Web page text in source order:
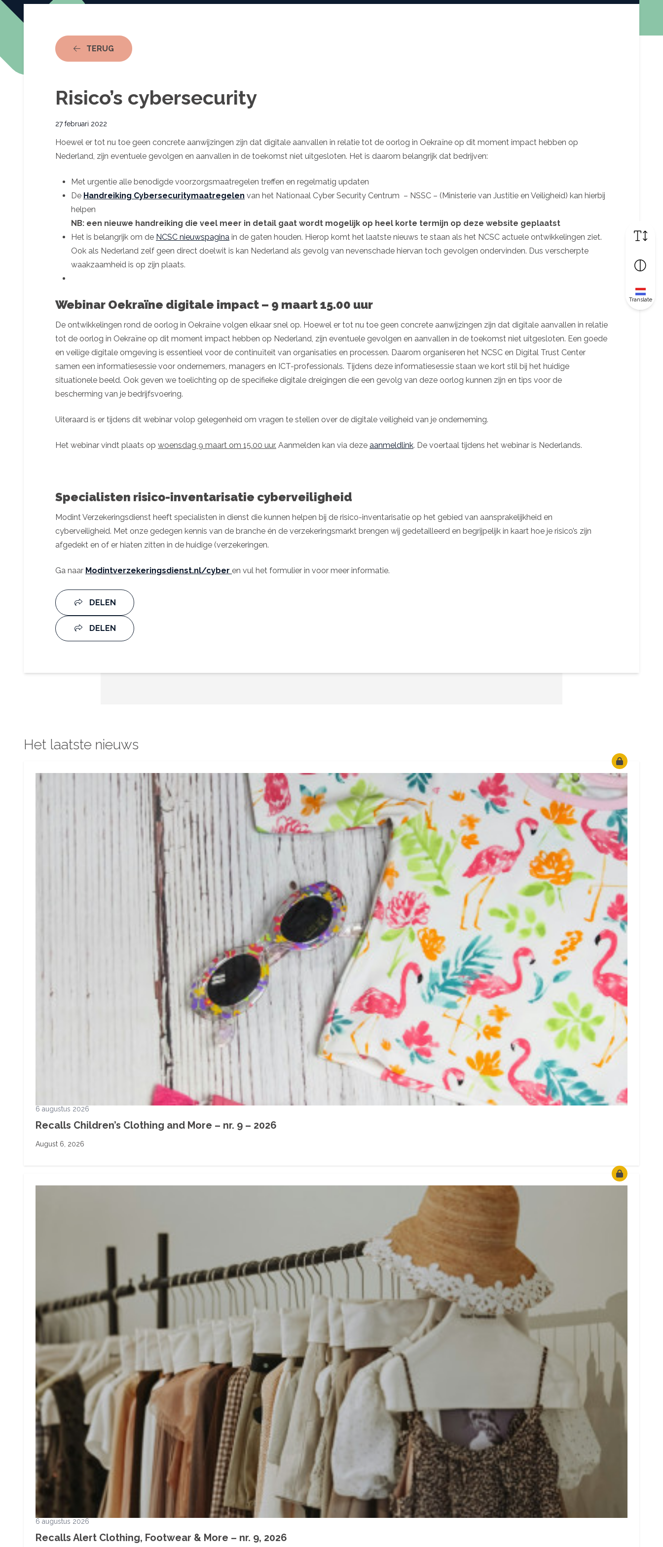
Translate
TERUG NAAR ACTUEEL
Risico’s cybersecurity
27 februari 2022
Hoewel er tot nu toe geen concrete aanwijzingen zijn dat digitale aanvallen in relatie tot de oorlog in Oekraïne op dit moment impact hebben op
Nederland, zijn eventuele gevolgen en aanvallen in de toekomst niet uitgesloten. Het is daarom belangrijk dat bedrijven:
Met urgentie alle benodigde voorzorgsmaatregelen treffen en regelmatig updaten
De Handreiking Cybersecuritymaatregelen (opent in nieuw tabblad)
van het Nationaal Cyber Security Centrum – NSSC – (Ministerie van Justitie en Veiligheid) kan hierbij
helpen
NB: een nieuwe handreiking die veel meer in detail gaat wordt mogelijk op heel korte termijn op deze website geplaatst
Het is belangrijk om de NCSC nieuwspagina in de gaten houden. Hierop komt het laatste nieuws te staan als het NCSC actuele ontwikkelingen ziet.
Ook als Nederland zelf geen direct doelwit is kan Nederland als gevolg van nevenschade hiervan toch gevolgen ondervinden. Dus verscherpte
waakzaamheid is op zijn plaats.
Webinar Oekraïne digitale impact – 9 maart 15.00 uur
De ontwikkelingen rond de oorlog in Oekraïne volgen elkaar snel op. Hoewel er tot nu toe geen concrete aanwijzingen zijn dat digitale aanvallen in relatie
tot de oorlog in Oekraïne op dit moment impact hebben op Nederland, zijn eventuele gevolgen en aanvallen in de toekomst niet uitgesloten. Een goede
en veilige digitale omgeving is essentieel voor de continuïteit van organisaties en processen. Daarom organiseren het NCSC en Digital Trust Center
samen een informatiesessie voor ondernemers, managers en ICT-professionals. Tijdens deze informatiesessie staan we kort stil bij het huidige
situationele beeld. Ook geven we toelichting op de specifieke digitale dreigingen die een gevolg van deze oorlog kunnen zijn en tips voor de
bescherming van je bedrijfsvoering.
Uiteraard is er tijdens dit webinar volop gelegenheid om vragen te stellen over de digitale veiligheid van je onderneming.
Het webinar vindt plaats op woensdag 9 maart om 15.00 uur. Aanmelden kan via deze aanmeldlink. De voertaal tijdens het webinar is Nederlands.
Specialisten risico-inventarisatie cyberveiligheid
Modint Verzekeringsdienst heeft specialisten in dienst die kunnen helpen bij de risico-inventarisatie op het gebied van aansprakelijkheid en
cyberveiligheid. Met onze gedegen kennis van de branche én de verzekeringsmarkt brengen wij gedetailleerd en begrijpelijk in kaart hoe je risico’s zijn
afgedekt en of er hiaten zitten in de huidige (verzekeringen.
Ga naar Modintverzekeringsdienst.nl/cyber (opent in nieuw tabblad)
en vul het formulier in voor meer informatie.
DELEN
DELEN
Het laatste nieuws
Recalls Children’s Clothing and More – nr. 9 – 2026
6 augustus 2026
August 6, 2026
Recalls Alert Clothing, Footwear & More – nr. 9, 2026
6 augustus 2026